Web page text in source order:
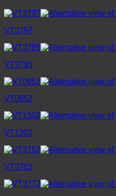
VT3797
VT3795
VT0952
VT1302
VT3762